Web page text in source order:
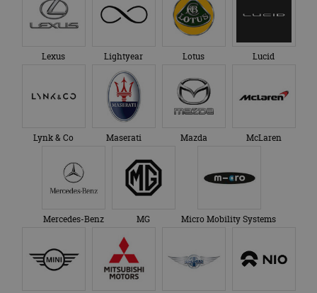
Lexus Lightyear Lotus Lucid
Lynk & Co Maserati Mazda McLaren
Mercedes-Benz MG Micro Mobility Systems